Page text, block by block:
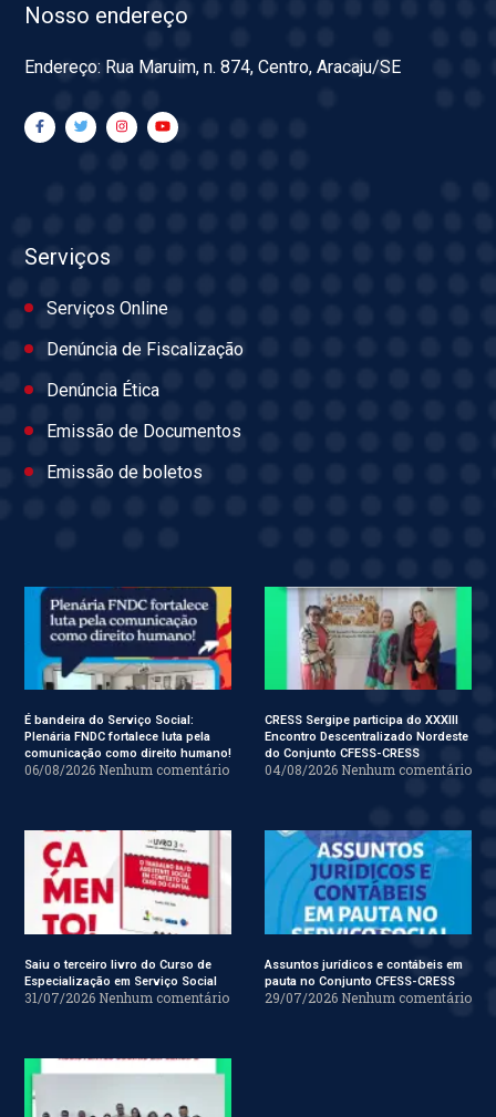
Nosso endereço
Endereço: Rua Maruim, n. 874, Centro, Aracaju/SE
Serviços
Serviços Online
Denúncia de Fiscalização
Denúncia Ética
Emissão de Documentos
Emissão de boletos
É bandeira do Serviço Social:
Plenária FNDC fortalece luta pela
comunicação como direito humano!
06/08/2026 Nenhum comentário
CRESS Sergipe participa do XXXIII
Encontro Descentralizado Nordeste
do Conjunto CFESS-CRESS
04/08/2026 Nenhum comentário
Saiu o terceiro livro do Curso de
Especialização em Serviço Social
31/07/2026 Nenhum comentário
Assuntos jurídicos e contábeis em
pauta no Conjunto CFESS-CRESS
29/07/2026 Nenhum comentário